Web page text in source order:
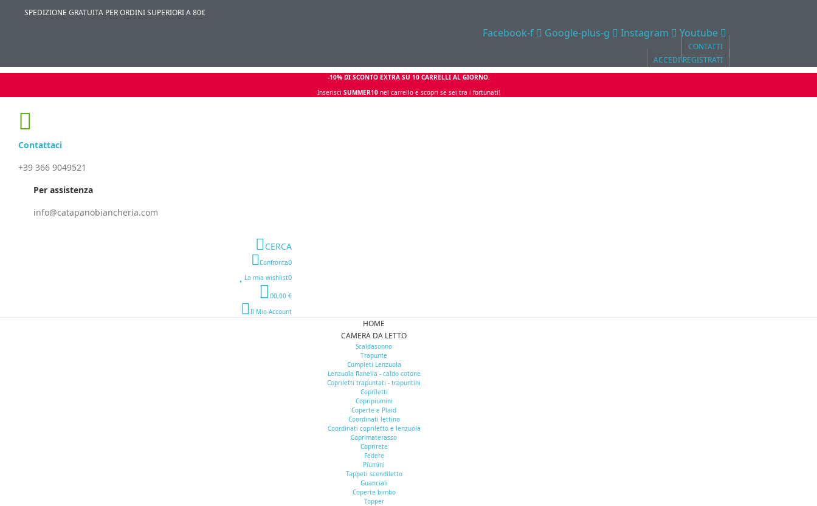
SPEDIZIONE GRATUITA PER ORDINI SUPERIORI A 80€
Facebook-f Google-plus-g Instagram Youtube
CONTATTI
ACCEDI\REGISTRATI
-10% DI SCONTO EXTRA SU 10 CARRELLI AL GIORNO.
Inserisci SUMMER10 nel carrello e scopri se sei tra i fortunati!
Contattaci
+39 366 9049521
Per assistenza
info@catapanobiancheria.com
CERCA
Confronta0
La mia wishlist0
00,00 €
Il Mio Account
HOME
CAMERA DA LETTO
Scaldasonno
Trapunte
Completi Lenzuola
Lenzuola flanella - caldo cotone
Copriletti trapuntati - trapuntini
Copriletti
Copripiumini
Coperte e Plaid
Coordinati lettino
Coordinati copriletto e lenzuola
Coprimaterasso
Coprirete
Federe
Piumini
Tappeti scendiletto
Guanciali
Coperte bimbo
Topper